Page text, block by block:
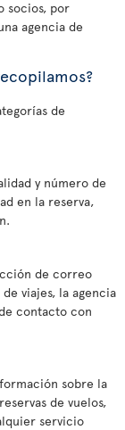
socios, por
agencia de
de
y número de
en la reserva,
de correo
viajes, la agencia
contacto con
sobre la
de vuelos,
servicio